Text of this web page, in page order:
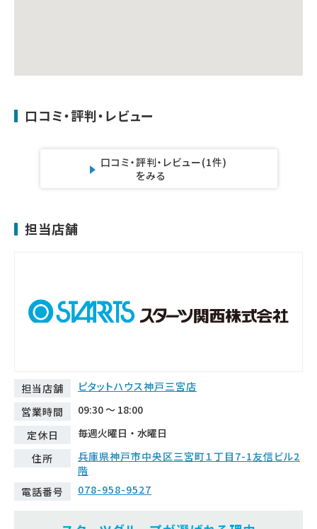
口コミ・評判・レビュー
口コミ・評判・レビュー
をみる
(1件)
担当店舗
担当店舗
ピタットハウス神戸三宮店
営業時間
09:30 ～ 18:00
定休日
毎週火曜日・水曜日
住所
兵庫県神戸市中央区三宮町１丁目7-1友信ビル2
階
電話番号
078-958-9527